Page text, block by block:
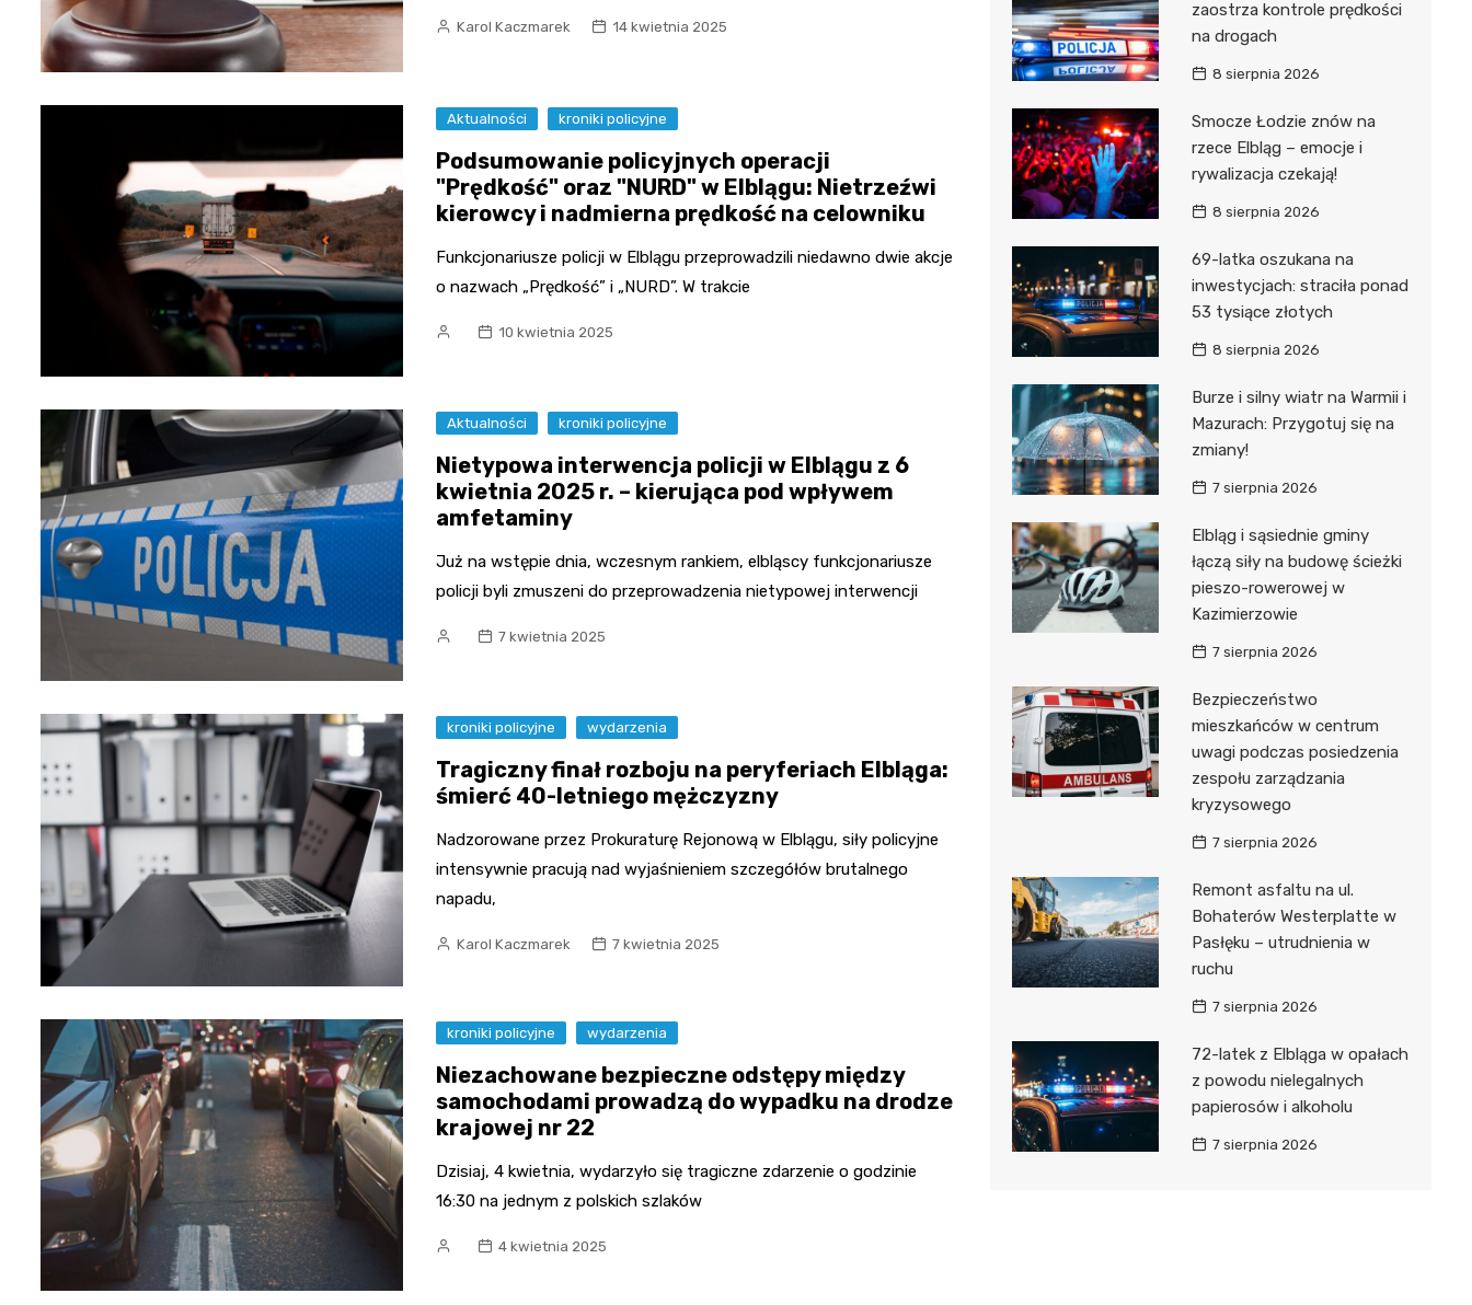
Fryzjer
Kino
Karol Kaczmarek 14 kwietnia 2025
Aktualności kroniki policyjne
Podsumowanie policyjnych operacji
"Prędkość" oraz "NURD" w Elblągu: Nietrzeźwi
kierowcy i nadmierna prędkość na celowniku
Funkcjonariusze policji w Elblągu przeprowadzili niedawno dwie akcje
o nazwach „Prędkość” i „NURD”. W trakcie
10 kwietnia 2025
Aktualności kroniki policyjne
Nietypowa interwencja policji w Elblągu z 6
kwietnia 2025 r. – kierująca pod wpływem
amfetaminy
Już na wstępie dnia, wczesnym rankiem, elbląscy funkcjonariusze
policji byli zmuszeni do przeprowadzenia nietypowej interwencji
7 kwietnia 2025
kroniki policyjne wydarzenia
Tragiczny finał rozboju na peryferiach Elbląga:
śmierć 40-letniego mężczyzny
Nadzorowane przez Prokuraturę Rejonową w Elblągu, siły policyjne
intensywnie pracują nad wyjaśnieniem szczegółów brutalnego
napadu,
Karol Kaczmarek 7 kwietnia 2025
kroniki policyjne wydarzenia
Niezachowane bezpieczne odstępy między
samochodami prowadzą do wypadku na drodze
krajowej nr 22
Dzisiaj, 4 kwietnia, wydarzyło się tragiczne zdarzenie o godzinie
16:30 na jednym z polskich szlaków
4 kwietnia 2025
zaostrza kontrole prędkości
na drogach
8 sierpnia 2026
Smocze Łodzie znów na
rzece Elbląg – emocje i
rywalizacja czekają!
8 sierpnia 2026
69-latka oszukana na
inwestycjach: straciła ponad
53 tysiące złotych
8 sierpnia 2026
Burze i silny wiatr na Warmii i
Mazurach: Przygotuj się na
zmiany!
7 sierpnia 2026
Elbląg i sąsiednie gminy
łączą siły na budowę ścieżki
pieszo-rowerowej w
Kazimierzowie
7 sierpnia 2026
Bezpieczeństwo
mieszkańców w centrum
uwagi podczas posiedzenia
zespołu zarządzania
kryzysowego
7 sierpnia 2026
Remont asfaltu na ul.
Bohaterów Westerplatte w
Pasłęku – utrudnienia w
ruchu
7 sierpnia 2026
72-latek z Elbląga w opałach
z powodu nielegalnych
papierosów i alkoholu
7 sierpnia 2026